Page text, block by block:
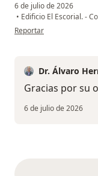
6 de julio de 2026
• Edificio El Escorial. -
en opinión del usuario
Reportar
Dr. Álvaro
Gracias por su
6 de julio de 2026